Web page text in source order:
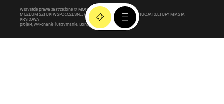
Wszystkie prawa zastrzeżone © MOCAK2011-2026
MUZEUM SZTUKI WSPÓŁCZESNEJ W KRAKOWIE MOCAK – INSTYTUCJA KULTURY MIASTA
KRAKOWA
projekt, wykonanie i utrzymanie: Bonjour.pl